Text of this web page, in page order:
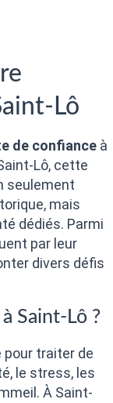
Lô
de confiance à
Lô, cette
seulement
mais
dédiés. Parmi
par leur
divers défis
Saint-Lô ?
pour traiter de
le stress, les
À Saint-